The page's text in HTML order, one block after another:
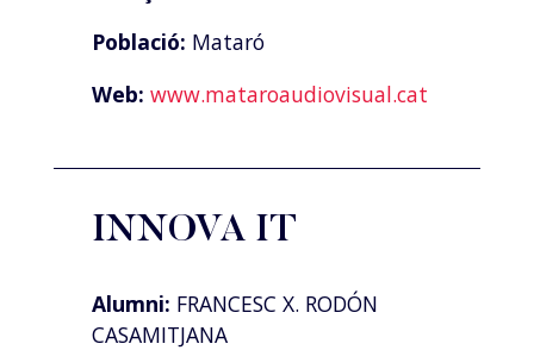
Població: Mataró
Web: www.mataroaudiovisual.cat
INNOVA IT
Alumni: FRANCESC X. RODÓN
CASAMITJANA